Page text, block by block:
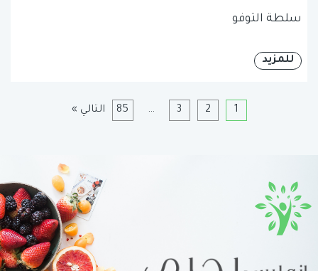
سلطة التوفو
للمزيد
1
2
3
…
85 التالي »